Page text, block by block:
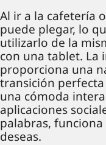
Al ir a la cafetería
puede plegar, lo
utilizarlo de la
con una tablet. La
proporciona una
transición
una cómoda
aplicaciones
palabras,
deseas.